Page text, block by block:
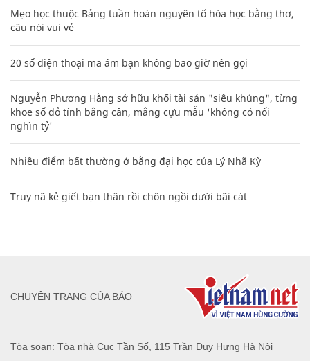
Mẹo học thuộc Bảng tuần hoàn nguyên tố hóa học bằng thơ,
câu nói vui vẻ
20 số điện thoại ma ám bạn không bao giờ nên gọi
Nguyễn Phương Hằng sở hữu khối tài sản "siêu khủng", từng
khoe sổ đỏ tính bằng cân, mắng cựu mẫu 'không có nổi
nghìn tỷ'
Nhiều điểm bất thường ở bằng đại học của Lý Nhã Kỳ
Truy nã kẻ giết bạn thân rồi chôn ngồi dưới bãi cát
Tòa soạn: Tòa nhà Cục Tần Số, 115 Trần Duy Hưng Hà Nội
CHUYÊN TRANG CỦA BÁO